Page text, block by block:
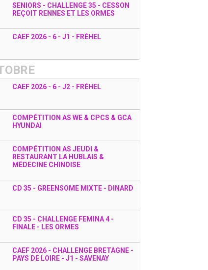
SENIORS - CHALLENGE 35 - CESSON
REÇOIT RENNES ET LES ORMES
CAEF 2026 - 6 - J1 - FRÉHEL
CAEF 2026 - 6 - J2 - FRÉHEL
COMPÉTITION AS WE & CPCS & GCA
HYUNDAI
COMPÉTITION AS JEUDI &
RESTAURANT LA HUBLAIS &
MÉDECINE CHINOISE
CD 35 - GREENSOME MIXTE - DINARD
CD 35 - CHALLENGE FEMINA 4 -
FINALE - LES ORMES
CAEF 2026 - CHALLENGE BRETAGNE -
PAYS DE LOIRE - J1 - SAVENAY